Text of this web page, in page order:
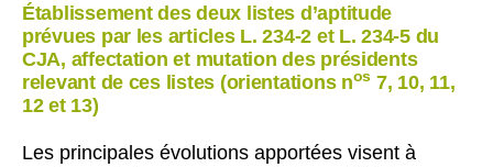
Établissement des deux listes d’aptitude
prévues par les articles L. 234-2 et L. 234-5 du
CJA, affectation et mutation des présidents
relevant de ces listes (orientations nos 7, 10, 11,
12 et 13)
Les principales évolutions apportées visent à